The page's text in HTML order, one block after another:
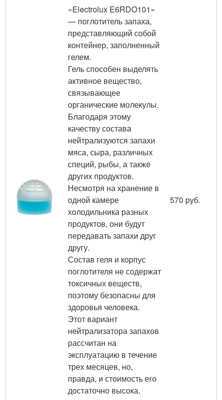
«Electrolux E6RDO101»
— поглотитель запаха,
представляющий собой
контейнер, заполненный
гелем.
Гель способен выделять
активное вещество,
связывающее
органические молекулы.
Благодаря этому
качеству состава
нейтрализуются запахи
мяса, сыра, различных
специй, рыбы, а также
других продуктов.
Несмотря на хранение в
одной камере
холодильника разных
продуктов, они будут
передавать запахи друг
другу.
Состав геля и корпус
поглотителя не содержат
токсичных веществ,
поэтому безопасны для
здоровья человека.
Этот вариант
нейтрализатора запахов
рассчитан на
эксплуатацию в течение
трех месяцев, но,
правда, и стоимость его
достаточно высока.
570 руб.